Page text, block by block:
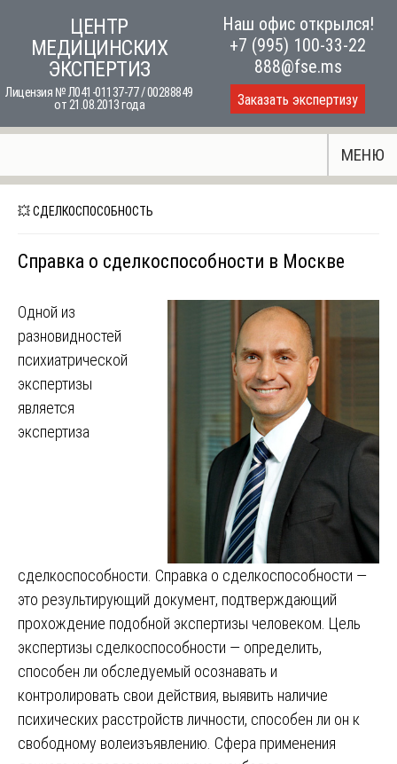
content
ЦЕНТР
МЕДИЦИНСКИХ
ЭКСПЕРТИЗ
Лицензия № Л041-01137-77 / 00288849
от 21.08.2013 года
Наш офис открылся!
+7 (995) 100-33-22
888@fse.ms
Заказать экспертизу
МЕНЮ
💥 СДЕЛКОСПОСОБНОСТЬ
Справка о сделкоспособности в Москве
Одной из
разновидностей
психиатрической
экспертизы
является
экспертиза
сделкоспособности. Справка о сделкоспособности —
это результирующий документ, подтверждающий
прохождение подобной экспертизы человеком. Цель
экспертизы сделкоспособности — определить,
способен ли обследуемый осознавать и
контролировать свои действия, выявить наличие
психических расстройств личности, способен ли он к
свободному волеизъявлению. Сфера применения